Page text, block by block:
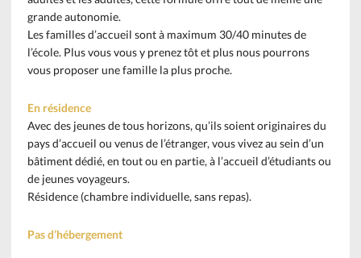
grande autonomie.
Les familles d’accueil sont à maximum 30/40 minutes de
l’école. Plus vous vous y prenez tôt et plus nous pourrons
vous proposer une famille la plus proche.
En résidence
Avec des jeunes de tous horizons, qu’ils soient originaires du
pays d’accueil ou venus de l’étranger, vous vivez au sein d’un
bâtiment dédié, en tout ou en partie, à l’accueil d’étudiants ou
de jeunes voyageurs.
Résidence (chambre individuelle, sans repas).
Pas d’hébergement